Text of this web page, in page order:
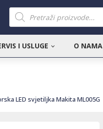
Products
search
I USLUGE O NAMA
LED svjetiljka Makita ML005G